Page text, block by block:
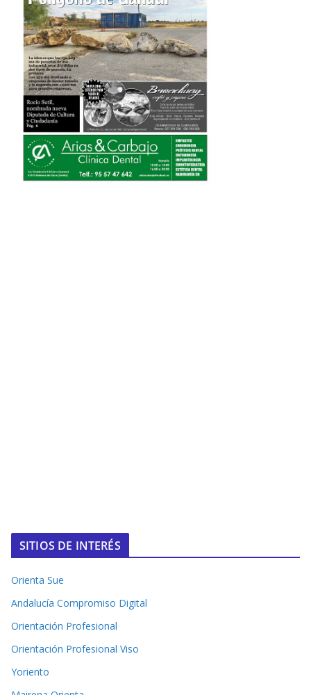
SITIOS DE INTERÉS
Orienta Sue
Andalucía Compromiso Digital
Orientación Profesional
Orientación Profesional Viso
Yoriento